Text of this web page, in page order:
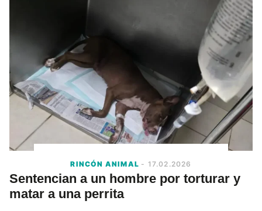
RINCÓN ANIMAL - 17.02.2026
Sentencian a un hombre por torturar y
matar a una perrita